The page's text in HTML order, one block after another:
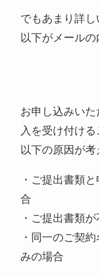
でもあまり詳し
以下がメールの
お申し込みい
入を受け付ける
以下の原因が考
・ご提出書類
合
・ご提出書類
・同一のご契
みの場合